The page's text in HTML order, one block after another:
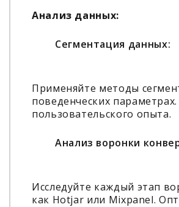
Анализ данных:
Сегментация данных:
Применяйте методы
поведенческих
пользовательского опыта.
Анализ воронки
Исследуйте каждый этап
как Hotjar или Mixpanel.